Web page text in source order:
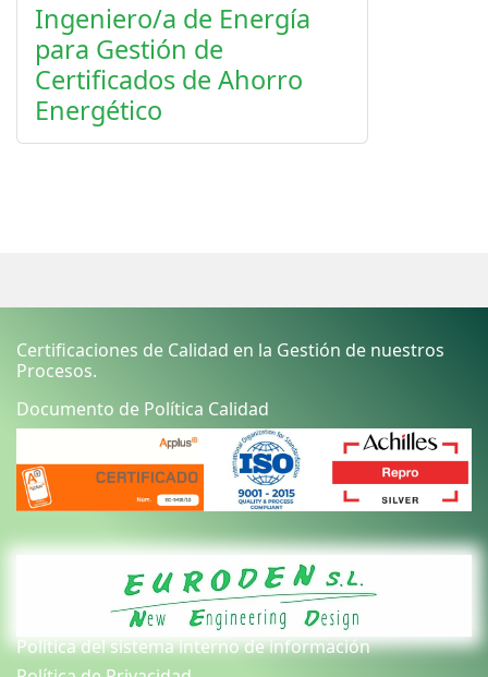
Ingeniero/a de Energía
para Gestión de
Certificados de Ahorro
Energético
Certificaciones de Calidad en la Gestión de nuestros
Procesos.
Documento de Política Calidad
Política del sistema interno de información